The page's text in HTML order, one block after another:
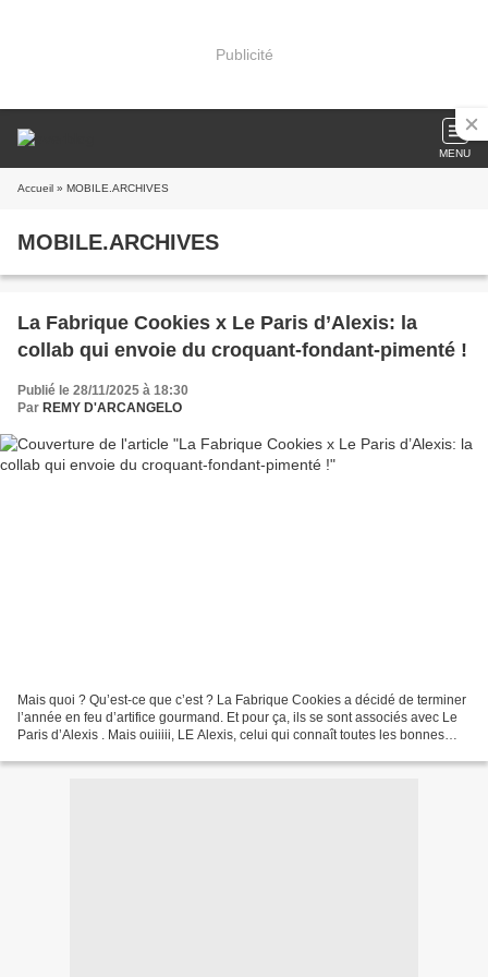
Publicité
MENU
Accueil » MOBILE.ARCHIVES
MOBILE.ARCHIVES
La Fabrique Cookies x Le Paris d’Alexis: la
collab qui envoie du croquant-fondant-pimenté !
Publié le 28/11/2025 à 18:30
Par REMY D'ARCANGELO
Mais quoi ? Qu’est-ce que c’est ? La Fabrique Cookies a décidé de terminer
l’année en feu d’artifice gourmand. Et pour ça, ils se sont associés avec Le
Paris d’Alexis . Mais ouiiiii, LE Alexis, celui qui connaît toutes les bonnes